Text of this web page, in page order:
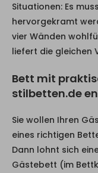
Situationen: Es
hervorgekramt
vier Wänden
liefert die gleichen
Bett mit
stilbetten.de
Sie wollen Ihren
eines richtigen
Dann lohnt sich
Gästebett (im